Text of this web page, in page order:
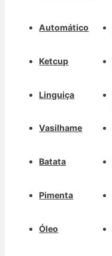
Automático
Ketcup
Linguiça
Vasilhame
Batata
Pimenta
Óleo